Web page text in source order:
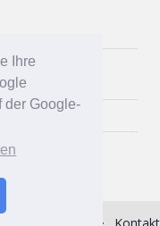
Ihre
der Google-